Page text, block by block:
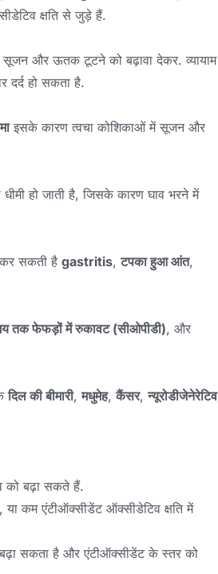
क्षति से जुड़े हैं.
और ऊतक टूटने को बढ़ावा देकर. व्यायाम
दर्द हो सकता है.
इसके कारण त्वचा कोशिकाओं में सूजन और
हो जाती है, जिसके कारण घाव भरने में
कर सकती है gastritis,टपका हुआ आंत,
तक फेफड़ों में रुकावट (सीओपीडी), और
दिल की बीमारी,मधुमेह,कैंसर,न्यूरोडीजेनेरेटिव
को बढ़ा सकते हैं.
या कम एंटीऑक्सीडेंट ऑक्सीडेटिव क्षति में
बढ़ा सकता है और एंटीऑक्सीडेंट के स्तर को